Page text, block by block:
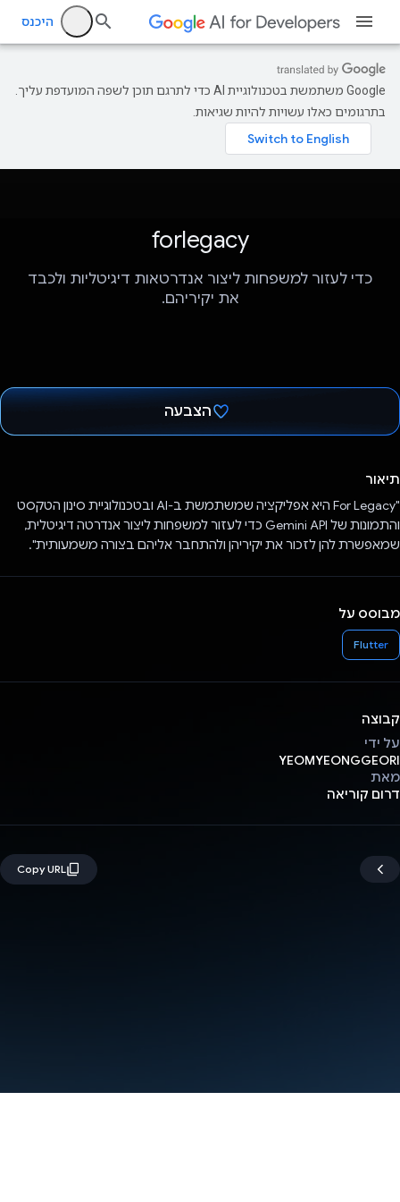
היכנס
‫Google משתמשת בטכנולוגיית AI כדי לתרגם תוכן לשפה המועדפת עליך.
בתרגומים כאלו עשויות להיות שגיאות.
forlegacy
כדי לעזור למשפחות ליצור אנדרטאות דיגיטליות ולכבד
את יקיריהם.
הצבעה
תיאור
"For Legacy היא אפליקציה שמשתמשת ב-AI ובטכנולוגיית סינון הטקסט
והתמונות של Gemini API כדי לעזור למשפחות ליצור אנדרטה דיגיטלית,
שמאפשרת להן לזכור את יקיריהן ולהתחבר אליהם בצורה משמעותית".
מבוסס על
Flutter
קבוצה
על ידי
YEOMYEONGGEORI
מאת
דרום קוריאה